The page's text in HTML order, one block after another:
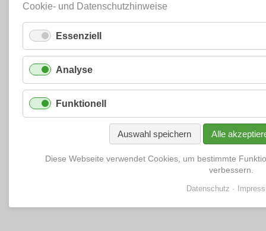
Cookie- und Datenschutzhinweise
Essenziell
Analyse
Funktionell
Auswahl speichern Alle
Diese Webseite verwendet Cookies, um bestimmte
verbessern.
Datenschutz